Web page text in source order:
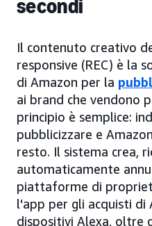
secondi
Il contenuto creativo
responsive (REC) è la
di Amazon per la
ai brand che vendono
principio è semplice:
pubblicizzare e
resto. Il sistema crea,
automaticamente
piattaforme di
l'app per gli acquisti di
dispositivi Alexa, oltre